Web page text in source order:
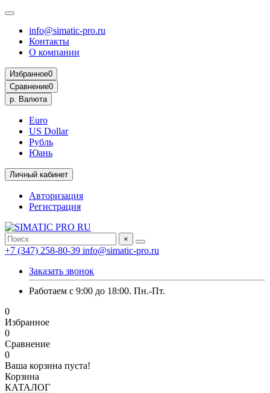
info@simatic-pro.ru
Контакты
О компании
Избранное0
Сравнение0
р. Валюта
Euro
US Dollar
Рубль
Юань
Личный кабинет
Авторизация
Регистрация
×
+7 (347) 258-80-39 info@simatic-pro.ru
Заказать звонок
Работаем с 9:00 до 18:00. Пн.-Пт.
0
Избранное
0
Сравнение
0
Ваша корзина пуста!
Корзина
КАТАЛОГ